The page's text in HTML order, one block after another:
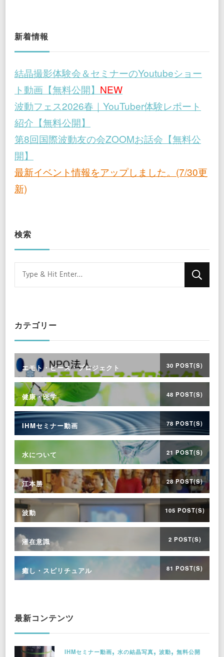
新着情報
結晶撮影体験会＆セミナーのYoutubeショー
ト動画【無料公開】 NEW
波動フェス2026春｜YouTuber体験レポート
紹介【無料公開】
第8回国際波動友の会ZOOMお話会【無料公
開】
最新イベント情報をアップしました。(7/30更
新)
検索
Looking
for
カテゴリー
エモト・ピース・プロジェクト 30 POST(S)
健康・医学 48 POST(S)
IHMセミナー動画 78 POST(S)
水について 21 POST(S)
江本勝 28 POST(S)
波動 105 POST(S)
潜在意識 2 POST(S)
癒し・スピリチュアル 81 POST(S)
最新コンテンツ
IHMセミナー動画 水の結晶写真 波動 無料公開